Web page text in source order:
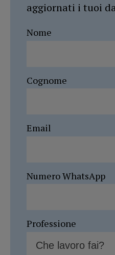
aggiornati i tuoi
Nome
Cognome
Email
Numero WhatsApp
Professione